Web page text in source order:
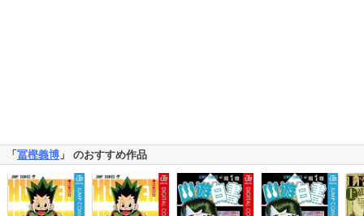
「 冨樫義博 」 のおすすめ作品